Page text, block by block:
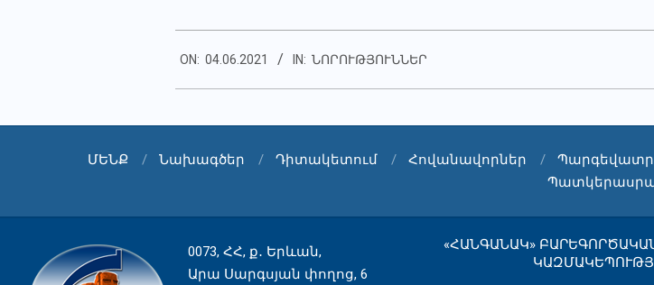
06-
04
ON: 04.06.2021 IN: ՆՈՐՈՒԹՅՈՒՆՆԵՐ
ՄԵՆՔ Նախագծեր Դիտակետում Հովանավորներ
0073, ՀՀ, ք․ Երևան,
Արա Սարգսյան փողոց, 6
«ՀԱՆԳԱՆԱԿ»